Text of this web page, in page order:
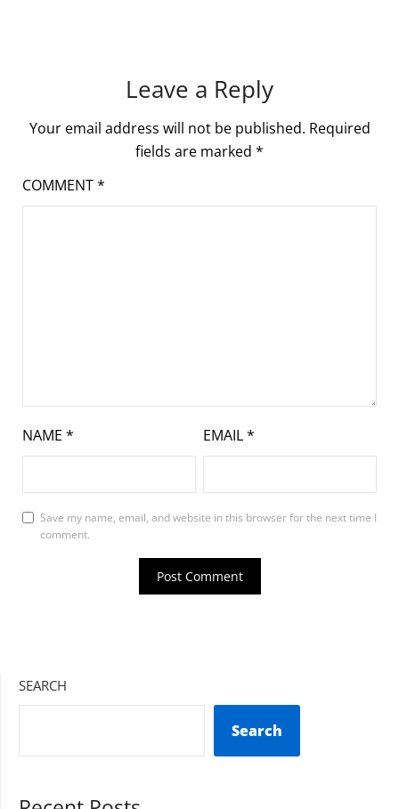
Leave a Reply
Your email address will not be published. Required
fields are marked *
COMMENT*
NAME * EMAIL*
Save my name, email, and website in this browser for the next time I
comment.
SEARCH
Search